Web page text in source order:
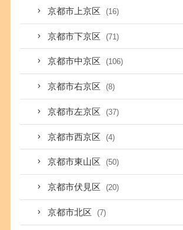
京都市上京区 (16)
京都市下京区 (71)
京都市中京区 (106)
京都市右京区 (8)
京都市左京区 (37)
京都市西京区 (4)
京都市東山区 (50)
京都市伏見区 (20)
京都市北区 (7)